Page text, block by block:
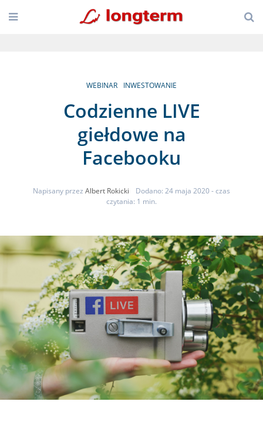
WEBINAR INWESTOWANIE
Codzienne LIVE
giełdowe na
Facebooku
Napisany przez Albert Rokicki Dodano: 24 maja 2020- czas
czytania: 1 min.